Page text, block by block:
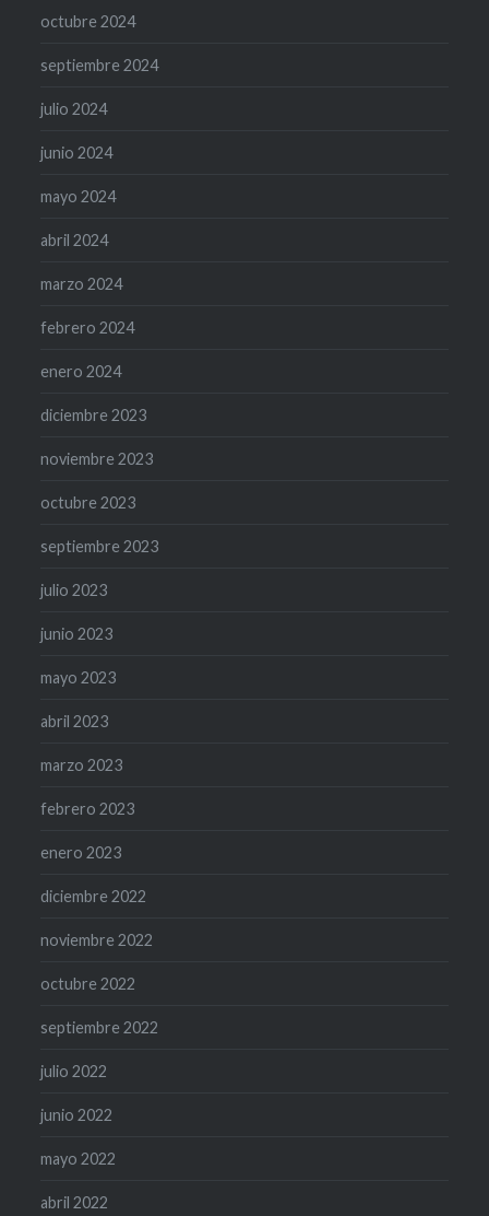
octubre 2024
septiembre 2024
julio 2024
junio 2024
mayo 2024
abril 2024
marzo 2024
febrero 2024
enero 2024
diciembre 2023
noviembre 2023
octubre 2023
septiembre 2023
julio 2023
junio 2023
mayo 2023
abril 2023
marzo 2023
febrero 2023
enero 2023
diciembre 2022
noviembre 2022
octubre 2022
septiembre 2022
julio 2022
junio 2022
mayo 2022
abril 2022